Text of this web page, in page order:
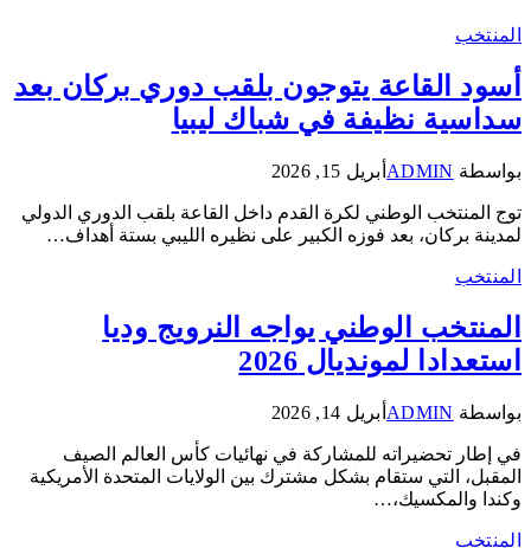
المنتخب
أسود القاعة يتوجون بلقب دوري بركان بعد
سداسية نظيفة في شباك ليبيا
بواسطة ADMIN أبريل 15, 2026
توج المنتخب الوطني لكرة القدم داخل القاعة بلقب الدوري الدولي
لمدينة بركان، بعد فوزه الكبير على نظيره الليبي بستة أهداف…
المنتخب
المنتخب الوطني يواجه النرويج وديا
استعدادا لمونديال 2026
بواسطة ADMIN أبريل 14, 2026
في إطار تحضيراته للمشاركة في نهائيات كأس العالم الصيف
المقبل، التي ستقام بشكل مشترك بين الولايات المتحدة الأمريكية
وكندا والمكسيك،…
المنتخب